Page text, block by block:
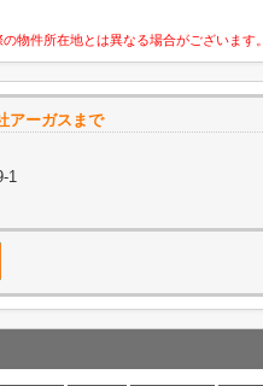
物件所在地とは異なる場合がございます。
アーガスまで
1